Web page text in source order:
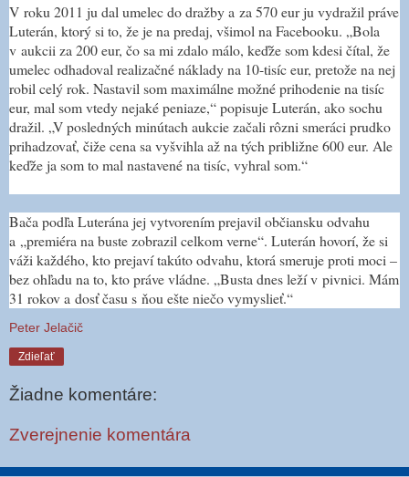
V roku 2011 ju dal umelec do dražby a za 570 eur ju vydražil práve
Luterán, ktorý si to, že je na predaj, všimol na Facebooku. „Bola
v aukcii za 200 eur, čo sa mi zdalo málo, keďže som kdesi čítal, že
umelec odhadoval realizačné náklady na 10-tisíc eur, pretože na nej
robil celý rok. Nastavil som maximálne možné prihodenie na tisíc
eur, mal som vtedy nejaké peniaze,“ popisuje Luterán, ako sochu
dražil. „V posledných minútach aukcie začali rôzni smeráci prudko
prihadzovať, čiže cena sa vyšvihla až na tých približne 600 eur. Ale
keďže ja som to mal nastavené na tisíc, vyhral som.“
Bača podľa Luterána jej vytvorením prejavil občiansku odvahu
a „premiéra na buste zobrazil celkom verne“. Luterán hovorí, že si
váži každého, kto prejaví takúto odvahu, ktorá smeruje proti moci –
bez ohľadu na to, kto práve vládne. „Busta dnes leží v pivnici. Mám
31 rokov a dosť času s ňou ešte niečo vymyslieť.“
Peter Jelačič
Zdieľať
Žiadne komentáre:
Zverejnenie komentára